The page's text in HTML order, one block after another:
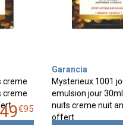
creme
creme
49€95
Garancia
Mysterieux 1001
emulsion jour 30ml
nuits creme nuit
offert